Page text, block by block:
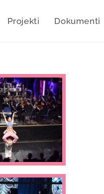
Projekti Dokumenti